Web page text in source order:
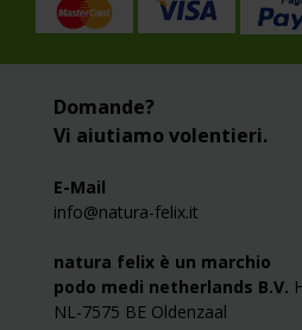
Domande?
Vi aiutiamo volentieri.
E-Mail
info@natura-felix.it
natura felix è un marchio
podo medi netherlands B.V.
NL-7575 BE Oldenzaal